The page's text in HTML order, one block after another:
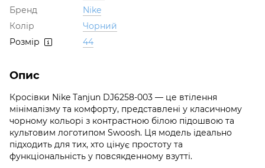
Бренд
Nike
Колір
Чорний
Розмір
44
Опис
Кросівки Nike Tanjun DJ6258-003 — це втілення
мінімалізму та комфорту, представлені у класичному
чорному кольорі з контрастною білою підошвою та
культовим логотипом Swoosh. Ця модель ідеально
підходить для тих, хто цінує простоту та
функціональність у повсякденному взутті.